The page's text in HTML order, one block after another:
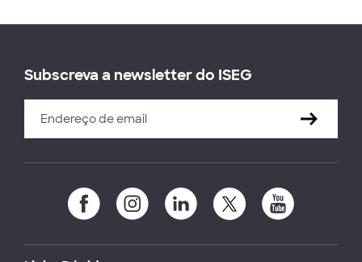
Subscreva a newsletter do ISEG